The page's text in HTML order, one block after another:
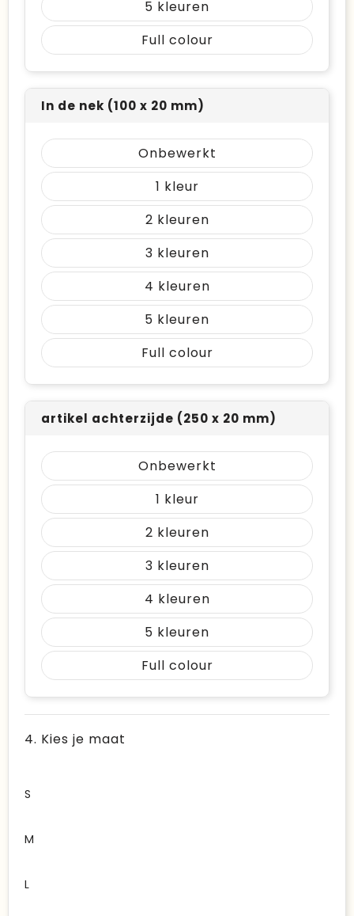
5
Full colour
In de nek (100 x 20 mm)
Onbewerkt
1
2
3
4
5
Full colour
artikel achterzijde (250 x 20 mm)
Onbewerkt
1
2
3
4
5
Full colour
4. Kies je maat
S
M
L